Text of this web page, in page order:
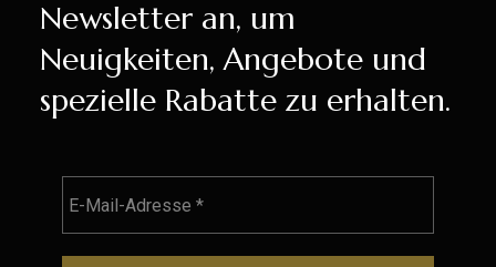
Newsletter an, um
Neuigkeiten, Angebote und
spezielle Rabatte zu erhalten.